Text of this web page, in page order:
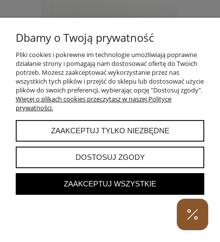
KOLCZYKI - ŁAPKI NIEDŹWIADKI MINI
125,00 zł
DO KOSZYKA
Dbamy o Twoją prywatność
Pliki cookies i pokrewne im technologie umożliwiają poprawne
działanie strony i pomagają nam dostosować ofertę do Twoich
potrzeb. Możesz zaakceptować wykorzystanie przez nas
wszystkich tych plików i przejść do sklepu lub dostosować użycie
plików do swoich preferencji, wybierając opcję "Dostosuj zgody".
Więcej o plikach cookies przeczytasz w naszej Polityce
prywatności.
ZAAKCEPTUJ TYLKO NIEZBĘDNE
DOSTOSUJ ZGODY
ZAAKCEPTUJ WSZYSTKIE